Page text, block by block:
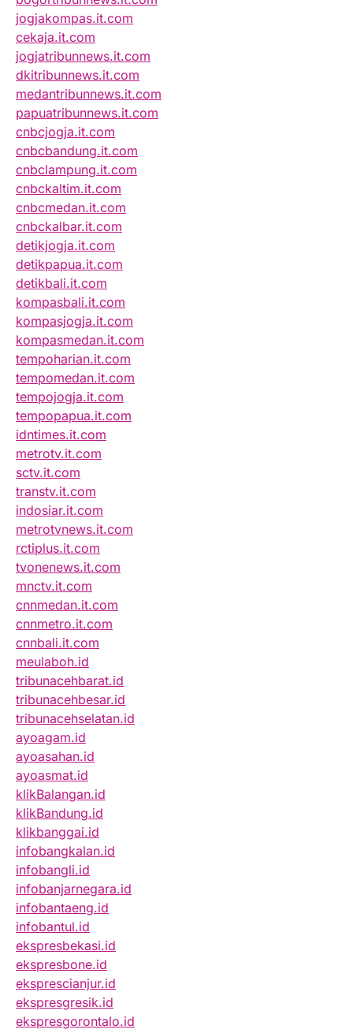
jogjakompas.it.com
cekaja.it.com
jogjatribunnews.it.com
dkitribunnews.it.com
medantribunnews.it.com
papuatribunnews.it.com
cnbcjogja.it.com
cnbcbandung.it.com
cnbclampung.it.com
cnbckaltim.it.com
cnbcmedan.it.com
cnbckalbar.it.com
detikjogja.it.com
detikpapua.it.com
detikbali.it.com
kompasbali.it.com
kompasjogja.it.com
kompasmedan.it.com
tempoharian.it.com
tempomedan.it.com
tempojogja.it.com
tempopapua.it.com
idntimes.it.com
metrotv.it.com
sctv.it.com
transtv.it.com
indosiar.it.com
metrotvnews.it.com
rctiplus.it.com
tvonenews.it.com
mnctv.it.com
cnnmedan.it.com
cnnmetro.it.com
cnnbali.it.com
meulaboh.id
tribunacehbarat.id
tribunacehbesar.id
tribunacehselatan.id
ayoagam.id
ayoasahan.id
ayoasmat.id
klikBalangan.id
klikBandung.id
klikbanggai.id
infobangkalan.id
infobangli.id
infobanjarnegara.id
infobantaeng.id
infobantul.id
ekspresbekasi.id
ekspresbone.id
eksprescianjur.id
ekspresgresik.id
ekspresgorontalo.id